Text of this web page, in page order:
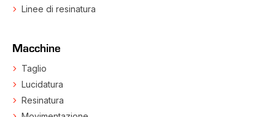
Linee di resinatura
Macchine
Taglio
Lucidatura
Resinatura